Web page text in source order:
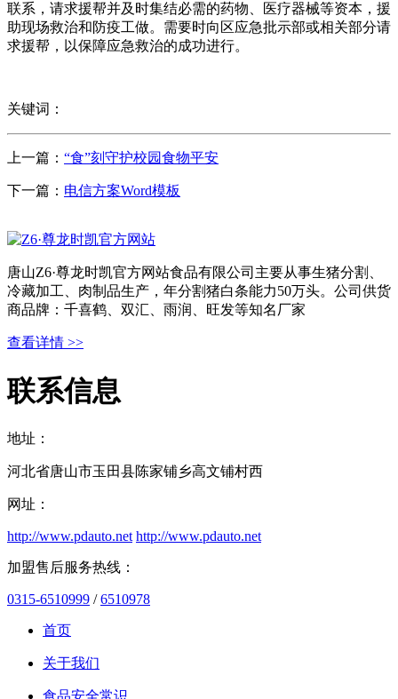
联系，请求援帮并及时集结必需的药物、医疗器械等资本，援
助现场救治和防疫工做。需要时向区应急批示部或相关部分请
求援帮，以保障应急救治的成功进行。
关键词：
上一篇： “食”刻守护校园食物平安
下一篇： 电信方案Word模板
唐山Z6·尊龙时凯官方网站食品有限公司主要从事生猪分割、
冷藏加工、肉制品生产，年分割猪白条能力50万头。公司供货
商品牌：千喜鹤、双汇、雨润、旺发等知名厂家
查看详情 >>
联系信息
地址：
河北省唐山市玉田县陈家铺乡高文铺村西
网址：
http://www.pdauto.net http://www.pdauto.net
加盟售后服务热线：
0315-6510999 /6510978
首页
关于我们